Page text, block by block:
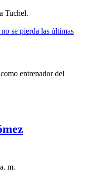
Tuchel.
se pierda las últimas
entrenador del
m.